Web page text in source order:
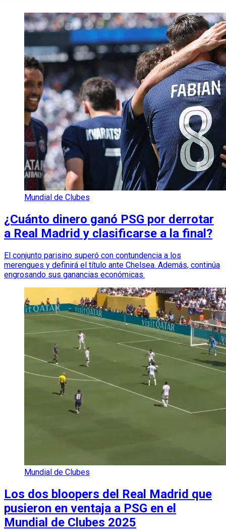
Mundial de Clubes
¿Cuánto dinero ganó PSG por derrotar
a Real Madrid y clasificarse a la final?
El conjunto parisino superó con contundencia a los
merengues y definirá el título ante Chelsea. Además, continúa
engrosando sus ganancias económicas.
Mundial de Clubes
Los dos bloopers del Real Madrid que
pusieron en ventaja a PSG en el
Mundial de Clubes 2025